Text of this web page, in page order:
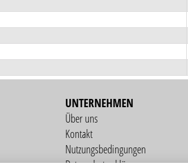
UNTERNEHMEN
Über uns
Kontakt
Nutzungsbedingungen